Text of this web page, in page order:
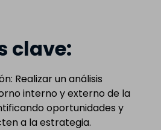
clave:
Realizar un análisis
interno y externo de la
oportunidades y
a la estrategia.